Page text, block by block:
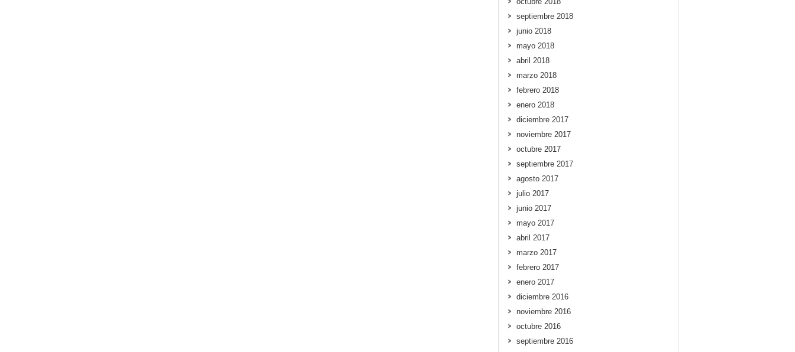
septiembre 2018
junio 2018
mayo 2018
abril 2018
marzo 2018
febrero 2018
enero 2018
diciembre 2017
noviembre 2017
octubre 2017
septiembre 2017
agosto 2017
julio 2017
junio 2017
mayo 2017
abril 2017
marzo 2017
febrero 2017
enero 2017
diciembre 2016
noviembre 2016
octubre 2016
septiembre 2016